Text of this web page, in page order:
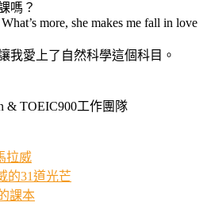
嗎？
more, she makes me fall in love
我愛上了自然科學這個科目。
& TOEIC900工作團隊
拉威
的31道光芒
課本